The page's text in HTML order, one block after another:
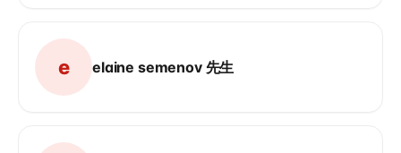
e elaine semenov 先生